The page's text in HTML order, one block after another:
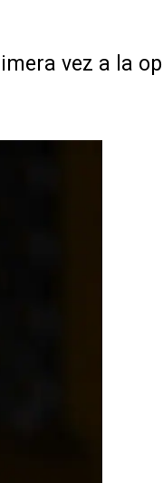
vez a la